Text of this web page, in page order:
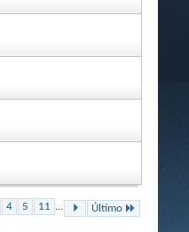
4 5 11 ... Último